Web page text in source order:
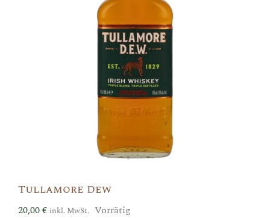
Tullamore Dew
20,00€ inkl. MwSt. Vorrätig